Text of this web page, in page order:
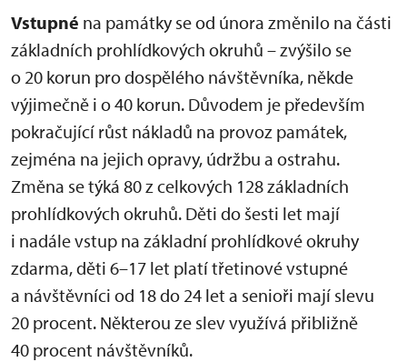
Vstupné na památky se od února změnilo na části
základních prohlídkových okruhů – zvýšilo se
o 20 korun pro dospělého návštěvníka, někde
výjimečně i o 40 korun. Důvodem je především
pokračující růst nákladů na provoz památek,
zejména na jejich opravy, údržbu a ostrahu.
Změna se týká 80 z celkových 128 základních
prohlídkových okruhů. Děti do šesti let mají
i nadále vstup na základní prohlídkové okruhy
zdarma, děti 6–17 let platí třetinové vstupné
a návštěvníci od 18 do 24 let a senioři mají slevu
20 procent. Některou ze slev využívá přibližně
40 procent návštěvníků.